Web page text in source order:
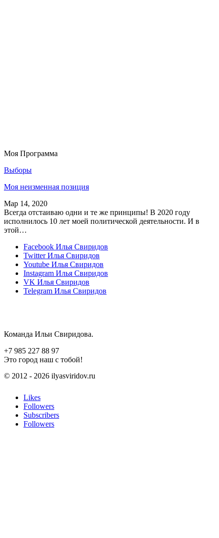
Моя Программа
Выборы
Моя неизменная позиция
Мар 14, 2020
Всегда отстаиваю одни и те же принципы! В 2020 году
исполнилось 10 лет моей политической деятельности. И в
этой…
Facebook Илья Свиридов
Twitter Илья Свиридов
Youtube Илья Свиридов
Instagram Илья Свиридов
VK Илья Свиридов
Telegram Илья Свиридов
Команда Ильи Свиридова.
+7 985 227 88 97
Это город наш с тобой!
© 2012 - 2026 ilyasviridov.ru
Likes
Followers
Subscribers
Followers